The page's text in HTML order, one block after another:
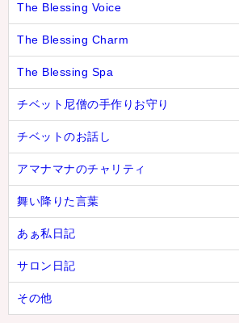
The Blessing Voice
The Blessing Charm
The Blessing Spa
チベット尼僧の手作りお守り
チベットのお話し
アマナマナのチャリティ
舞い降りた言葉
あぁ私日記
サロン日記
その他